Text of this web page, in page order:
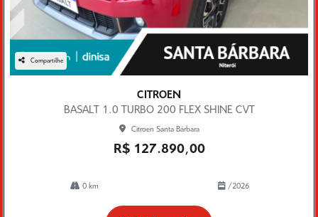
Compartilhe
CITROEN
BASALT 1.0 TURBO 200 FLEX SHINE CVT
Citroen Santa Bárbara
R$ 127.890,00
0 km /2026